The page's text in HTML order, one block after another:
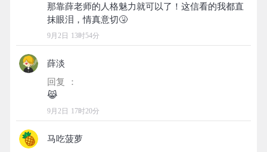
那靠薛老师的人格魅力就可以了！这信看的我都直
9月2日 13时54分
薛淡
回复 ：
9月2日 17时20分
马吃菠萝